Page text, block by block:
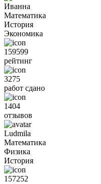
Иванна
Математика
История
Экономика
159599
рейтинг
3275
работ сдано
1404
отзывов
Ludmila
Математика
Физика
История
157252